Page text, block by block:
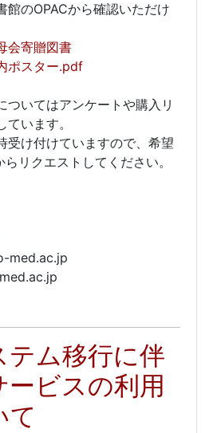
館のOPACから確認いただけ
会寄贈図書
ポスター.pdf
ついてはアンケートや購入リ
います。
受け付けていますので、希望
リクエストしてください。
med.ac.jp
ム移行に伴
ービスの利用
て